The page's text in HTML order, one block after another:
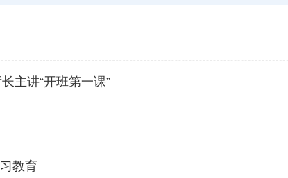
主讲“开班第一课”
教育